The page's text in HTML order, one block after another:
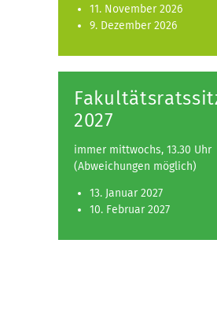
11. November 2026
9. Dezember 2026
2027
immer mittwochs, 13.30 Uhr
(Abweichungen möglich)
13. Januar 2027
10. Februar 2027